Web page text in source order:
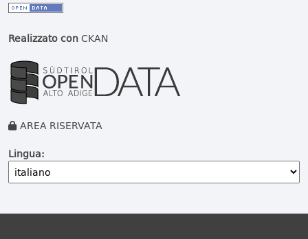
Realizzato conCKAN
AREA RISERVATA
Lingua